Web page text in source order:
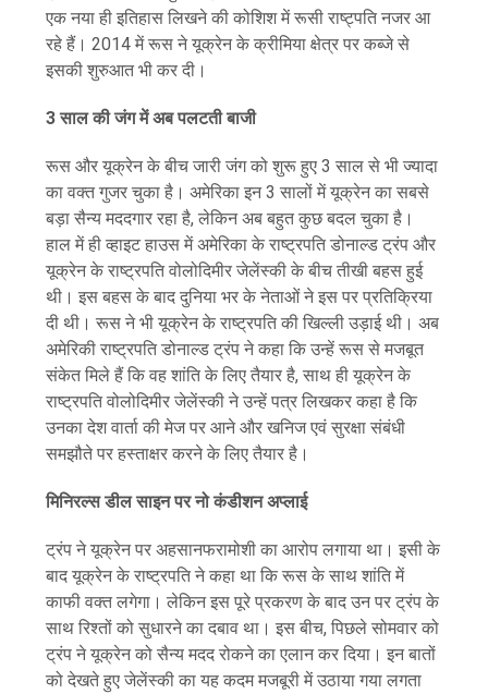
एक नया ही इतिहास लिखने की कोशिश में रूसी राष्ट्पति नजर आ
रहे हैं। 2014 में रूस ने यूक्रेन के क्रीमिया क्षेत्र पर कब्जे से
इसकी शुरुआत भी कर दी।
3 साल की जंग में अब पलटती बाजी
रूस और यूक्रेन के बीच जारी जंग को शुरू हुए 3 साल से भी ज्यादा
का वक्त गुजर चुका है। अमेरिका इन 3 सालों में यूक्रेन का सबसे
बड़ा सैन्य मददगार रहा है, लेकिन अब बहुत कुछ बदल चुका है।
हाल में ही व्हाइट हाउस में अमेरिका के राष्ट्रपति डोनाल्ड ट्रंप और
यूक्रेन के राष्ट्रपति वोलोदिमीर जेलेंस्की के बीच तीखी बहस हुई
थी। इस बहस के बाद दुनिया भर के नेताओं ने इस पर प्रतिक्रिया
दी थी। रूस ने भी यूक्रेन के राष्ट्रपति की खिल्ली उड़ाई थी। अब
अमेरिकी राष्ट्रपति डोनाल्ड ट्रंप ने कहा कि उन्हें रूस से मजबूत
संकेत मिले हैं कि वह शांति के लिए तैयार है, साथ ही यूक्रेन के
राष्ट्रपति वोलोदिमीर जेलेंस्की ने उन्हें पत्र लिखकर कहा है कि
उनका देश वार्ता की मेज पर आने और खनिज एवं सुरक्षा संबंधी
समझौते पर हस्ताक्षर करने के लिए तैयार है।
मिनिरल्स डील साइन पर नो कंडीशन अप्लाई
ट्रंप ने यूक्रेन पर अहसानफरामोशी का आरोप लगाया था। इसी के
बाद यूक्रेन के राष्ट्रपति ने कहा था कि रूस के साथ शांति में
काफी वक्त लगेगा। लेकिन इस पूरे प्रकरण के बाद उन पर ट्रंप के
साथ रिश्तों को सुधारने का दबाव था। इस बीच, पिछले सोमवार को
ट्रंप ने यूक्रेन को सैन्य मदद रोकने का एलान कर दिया। इन बातों
को देखते हुए जेलेंस्की का यह कदम मजबूरी में उठाया गया लगता